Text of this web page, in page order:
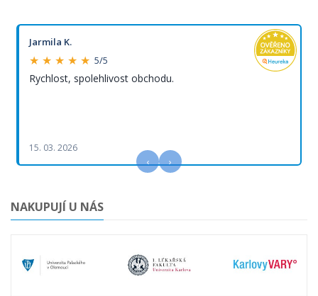
Jarmila K.
★ ★ ★ ★ ★ 5/5
Rychlost, spolehlivost obchodu.
15. 03. 2026
‹ ›
NAKUPUJÍ U NÁS